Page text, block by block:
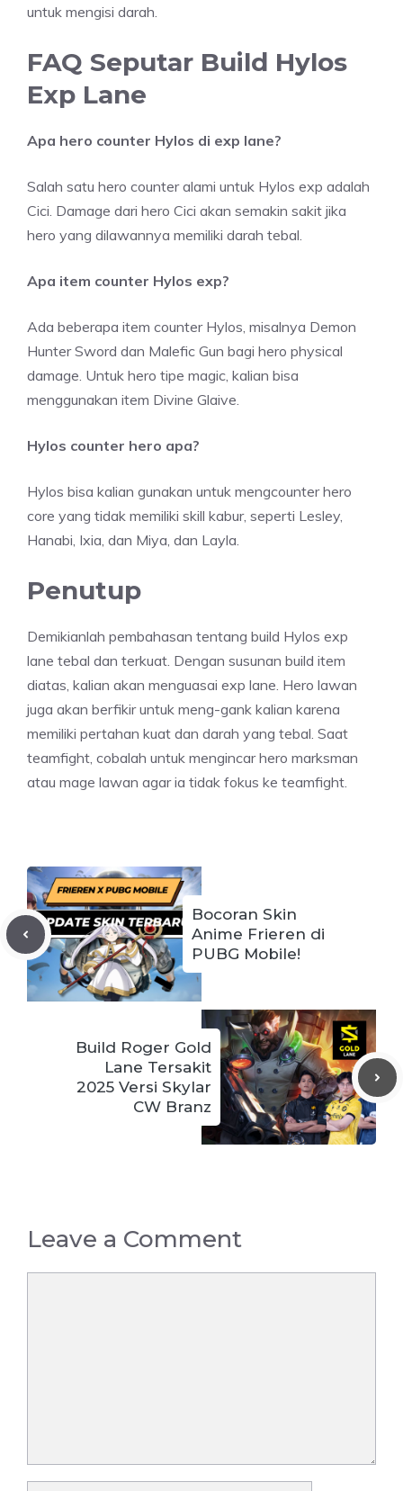
untuk mengisi darah.
FAQ Seputar Build Hylos
Exp Lane
Apa hero counter Hylos di exp lane?
Salah satu hero counter alami untuk Hylos exp adalah
Cici. Damage dari hero Cici akan semakin sakit jika
hero yang dilawannya memiliki darah tebal.
Apa item counter Hylos exp?
Ada beberapa item counter Hylos, misalnya Demon
Hunter Sword dan Malefic Gun bagi hero physical
damage. Untuk hero tipe magic, kalian bisa
menggunakan item Divine Glaive.
Hylos counter hero apa?
Hylos bisa kalian gunakan untuk mengcounter hero
core yang tidak memiliki skill kabur, seperti Lesley,
Hanabi, Ixia, dan Miya, dan Layla.
Penutup
Demikianlah pembahasan tentang build Hylos exp
lane tebal dan terkuat. Dengan susunan build item
diatas, kalian akan menguasai exp lane. Hero lawan
juga akan berfikir untuk meng-gank kalian karena
memiliki pertahan kuat dan darah yang tebal. Saat
teamfight, cobalah untuk mengincar hero marksman
atau mage lawan agar ia tidak fokus ke teamfight.
Bocoran Skin
Anime Frieren di
PUBG Mobile!
Build Roger Gold
Lane Tersakit
2025 Versi Skylar
CW Branz
Leave a Comment